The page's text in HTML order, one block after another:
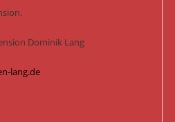
Dominik Lang
lang.de